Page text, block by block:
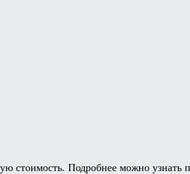
стоимость. Подробнее можно узнать